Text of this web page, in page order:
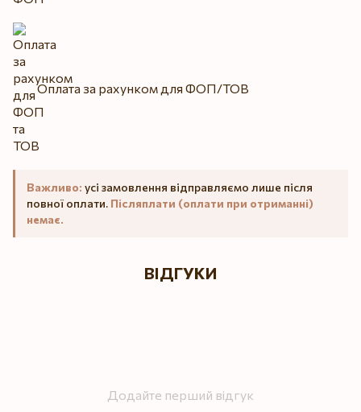
Оплата за рахунком для ФОП/ТОВ
Важливо: усі замовлення відправляємо лише після
повної оплати. Післяплати (оплати при отриманні)
немає.
ВІДГУКИ
Додайте перший відгук